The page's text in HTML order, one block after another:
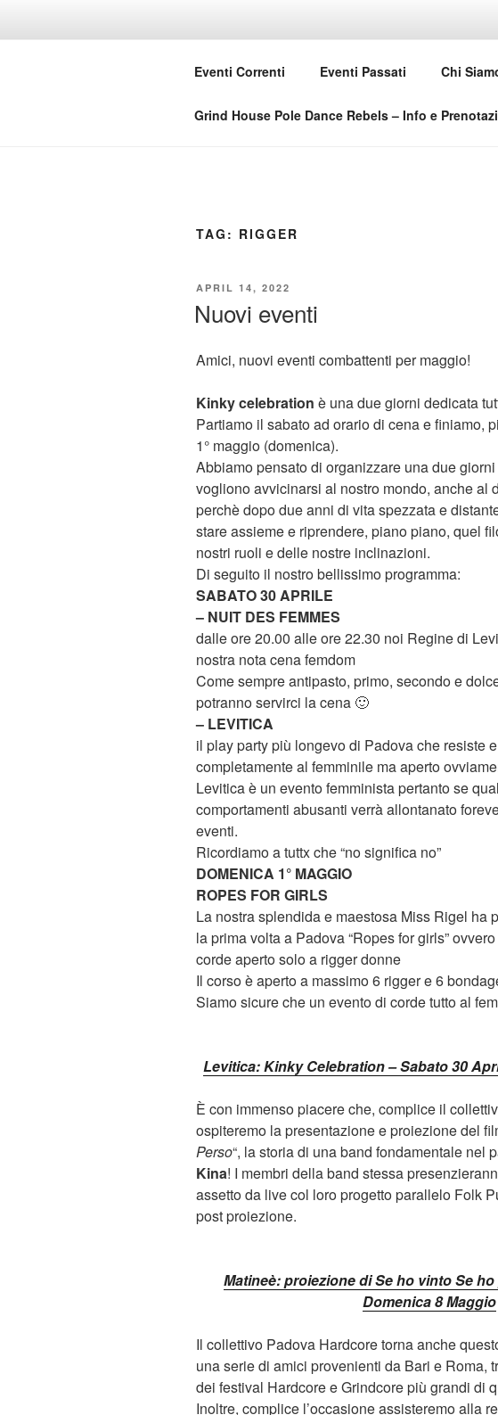
GRIND HOUSE
Eventi Correnti Eventi Passati Chi
Grind House Pole Dance Rebels – Info e
TAG: RIGGER
POSTED
APRIL 14, 2022
Nuovi eventi
Amici, nuovi eventi combattenti per maggio!
Kinky celebration è una due giorni dedicata
Partiamo il sabato ad orario di cena e finiamo,
1° maggio (domenica).
Abbiamo pensato di organizzare una due
vogliono avvicinarsi al nostro mondo, anche al
perchè dopo due anni di vita spezzata e
stare assieme e riprendere, piano piano, quel
nostri ruoli e delle nostre inclinazioni.
Di seguito il nostro bellissimo programma:
SABATO 30 APRILE
– NUIT DES FEMMES
dalle ore 20.00 alle ore 22.30 noi Regine di
nostra nota cena femdom
Come sempre antipasto, primo, secondo e
potranno servirci la cena 🙂
– LEVITICA
il play party più longevo di Padova che resiste
completamente al femminile ma aperto
Levitica è un evento femminista pertanto se
comportamenti abusanti verrà allontanato
eventi.
Ricordiamo a tuttx che “no significa no”
DOMENICA 1° MAGGIO
ROPES FOR GIRLS
La nostra splendida e maestosa Miss Rigel ha
la prima volta a Padova “Ropes for girls”
corde aperto solo a rigger donne
Il corso è aperto a massimo 6 rigger e 6
Siamo sicure che un evento di corde tutto al
Levitica: Kinky Celebration – Sabato 30
È con immenso piacere che, complice il
ospiteremo la presentazione e proiezione del
Perso“, la storia di una band fondamentale nel
Kina! I membri della band stessa
assetto da live col loro progetto parallelo Folk
post proiezione.
Matineè: proiezione di Se ho vinto Se
Domenica 8 Maggio
Il collettivo Padova Hardcore torna anche
una serie di amici provenienti da Bari e Roma,
dei festival Hardcore e Grindcore più grandi di
Inoltre, complice l’occasione assisteremo alla